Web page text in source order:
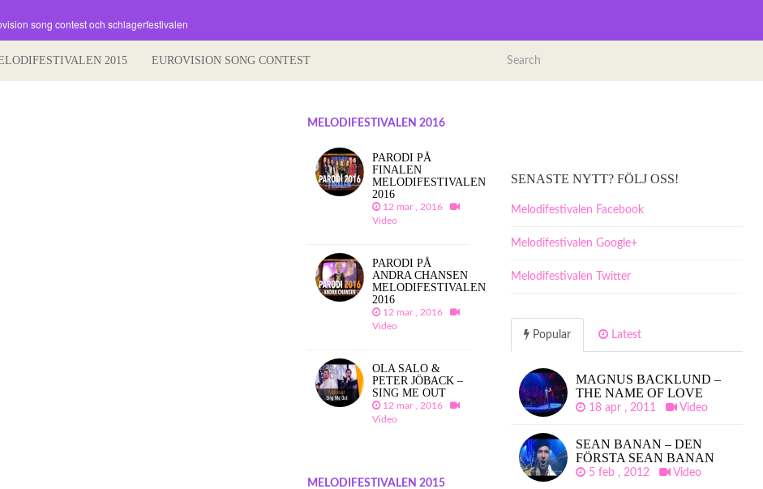
song contest och schlagerfestivalen
2015 EUROVISION SONG CONTEST
MELODIFESTIVALEN 2016
PARODI PÅ
FINALEN
MELODIFESTIVALEN
2016
12 mar , 2016
Video
PARODI PÅ
ANDRA CHANSEN
MELODIFESTIVALEN
2016
12 mar , 2016
Video
OLA SALO &
PETER JÖBACK –
SING ME OUT
12 mar , 2016
Video
MELODIFESTIVALEN 2015
SENASTE NYTT? FÖLJ OSS!
Melodifestivalen Facebook
Melodifestivalen Google+
Melodifestivalen Twitter
Popular Latest
MAGNUS BACKLUND –
THE NAME OF LOVE
18 apr , 2011 Video
SEAN BANAN – DEN
FÖRSTA SEAN BANAN
5 feb , 2012 Video